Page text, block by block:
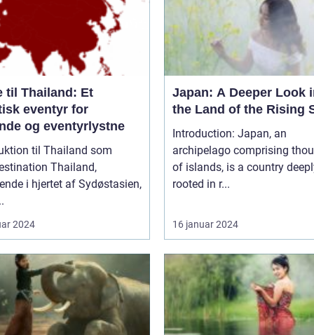
til Thailand: Et
eventyr for
og eventyrlystne
til Thailand som
Thailand,
i hjertet af Sydøstasien,
2024
Japan: A Deeper Look
the Land of the Rising
Introduction: Japan, an
archipelago comprising
of islands, is a country
rooted in r...
16 januar 2024